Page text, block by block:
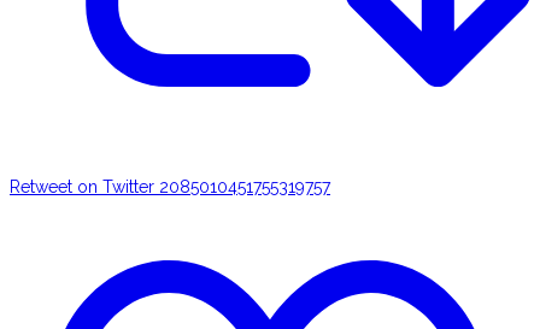
Retweet on Twitter 2085010451755319757